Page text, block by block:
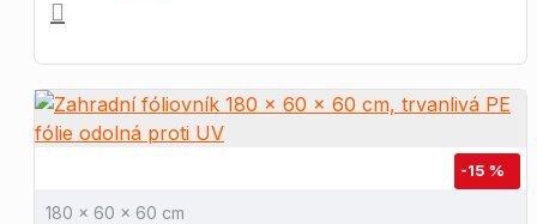
-15 %
180 x 60 x 60 cm